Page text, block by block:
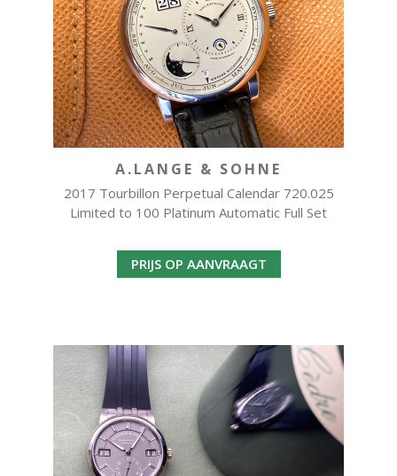
A.LANGE & SOHNE
2017 Tourbillon Perpetual Calendar 720.025
Limited to 100 Platinum Automatic Full Set
PRIJS OP AANVRAAGT